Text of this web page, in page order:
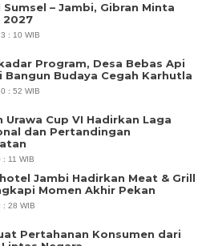
Sumsel – Jambi, Gibran Minta
2027
: 10 WIB
Program, Desa Bebas Api
Bangun Budaya Cegah Karhutla
: 52 WIB
Urawa Cup VI Hadirkan Laga
dan Pertandingan
11 WIB
Jambi Hadirkan Meat & Grill
Momen Akhir Pekan
: 28 WIB
Pertahanan Konsumen dari